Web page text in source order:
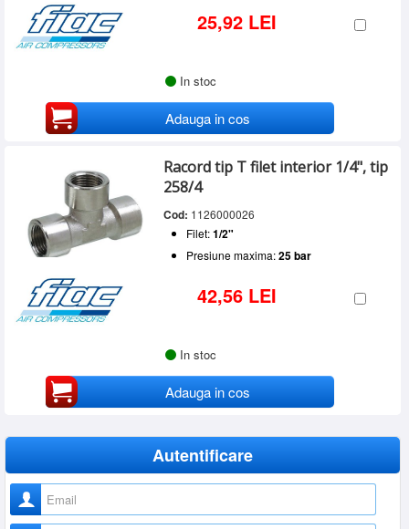
25,92 LEI
In stoc
Adauga in cos
Racord tip T filet interior 1/4", tip
258/4
Cod: 1126000026
Filet:1/2"
Presiune maxima:25 bar
42,56 LEI
In stoc
Adauga in cos
Autentificare
Nume utilizator